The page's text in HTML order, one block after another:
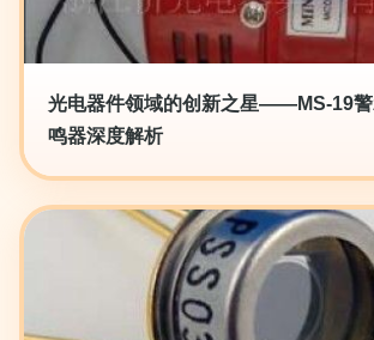
光电器件领域的创新之星——MS-19
鸣器深度解析